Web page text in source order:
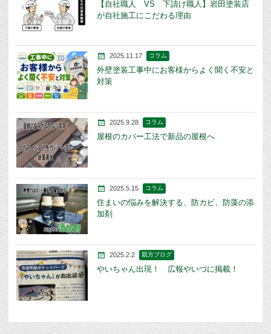
【自社職人 VS 下請け職人】岩田塗装店
が自社施工にこだわる理由
2025.11.17 コラム
外壁塗装工事中にお客様からよく聞く不安と
対策
2025.9.28 コラム
屋根のカバー工法で新品の屋根へ
2025.5.15 コラム
住まいの悩みを解決する、防カビ、防藻の添
加剤
2025.2.2 親方ブログ
やいちゃん出現！ 広報やいづに掲載！